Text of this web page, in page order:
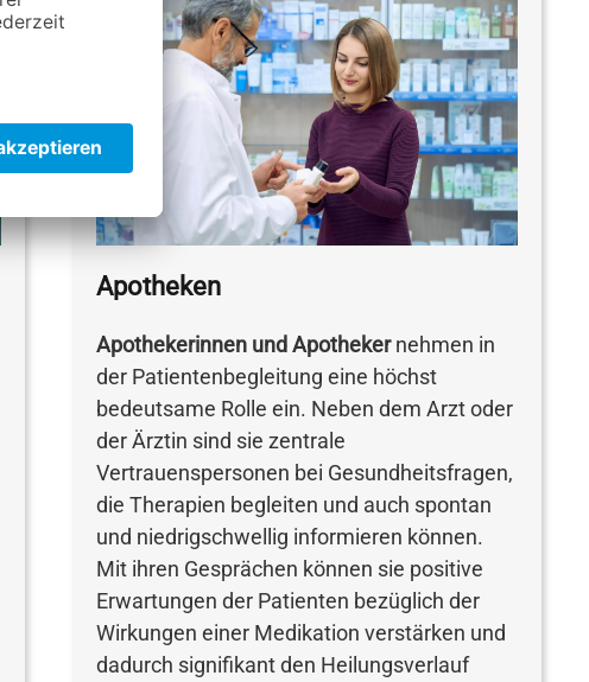
Apotheken
Apothekerinnen und Apothekernehmen in
der Patientenbegleitung eine höchst
bedeutsame Rolle ein. Neben dem Arzt oder
der Ärztin sind sie zentrale
Vertrauenspersonen bei Gesundheitsfragen,
die Therapien begleiten und auch spontan
und niedrigschwellig informieren können.
Mit ihren Gesprächen können sie positive
Erwartungen der Patienten bezüglich der
Wirkungen einer Medikation verstärken und
dadurch signifikant den Heilungsverlauf